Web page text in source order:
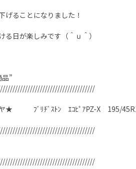
げることになりました！
る日が楽しみです（＾ｕ＾）
”
★ ﾌﾞﾘﾁﾞｽﾄﾝ ｴｺﾋﾟｱPZ-X 195/